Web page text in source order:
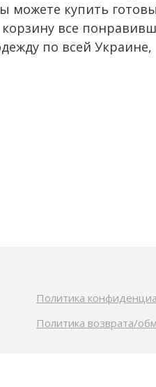
можете купить
все
по всей Украине,
Политика
Политика возврата/